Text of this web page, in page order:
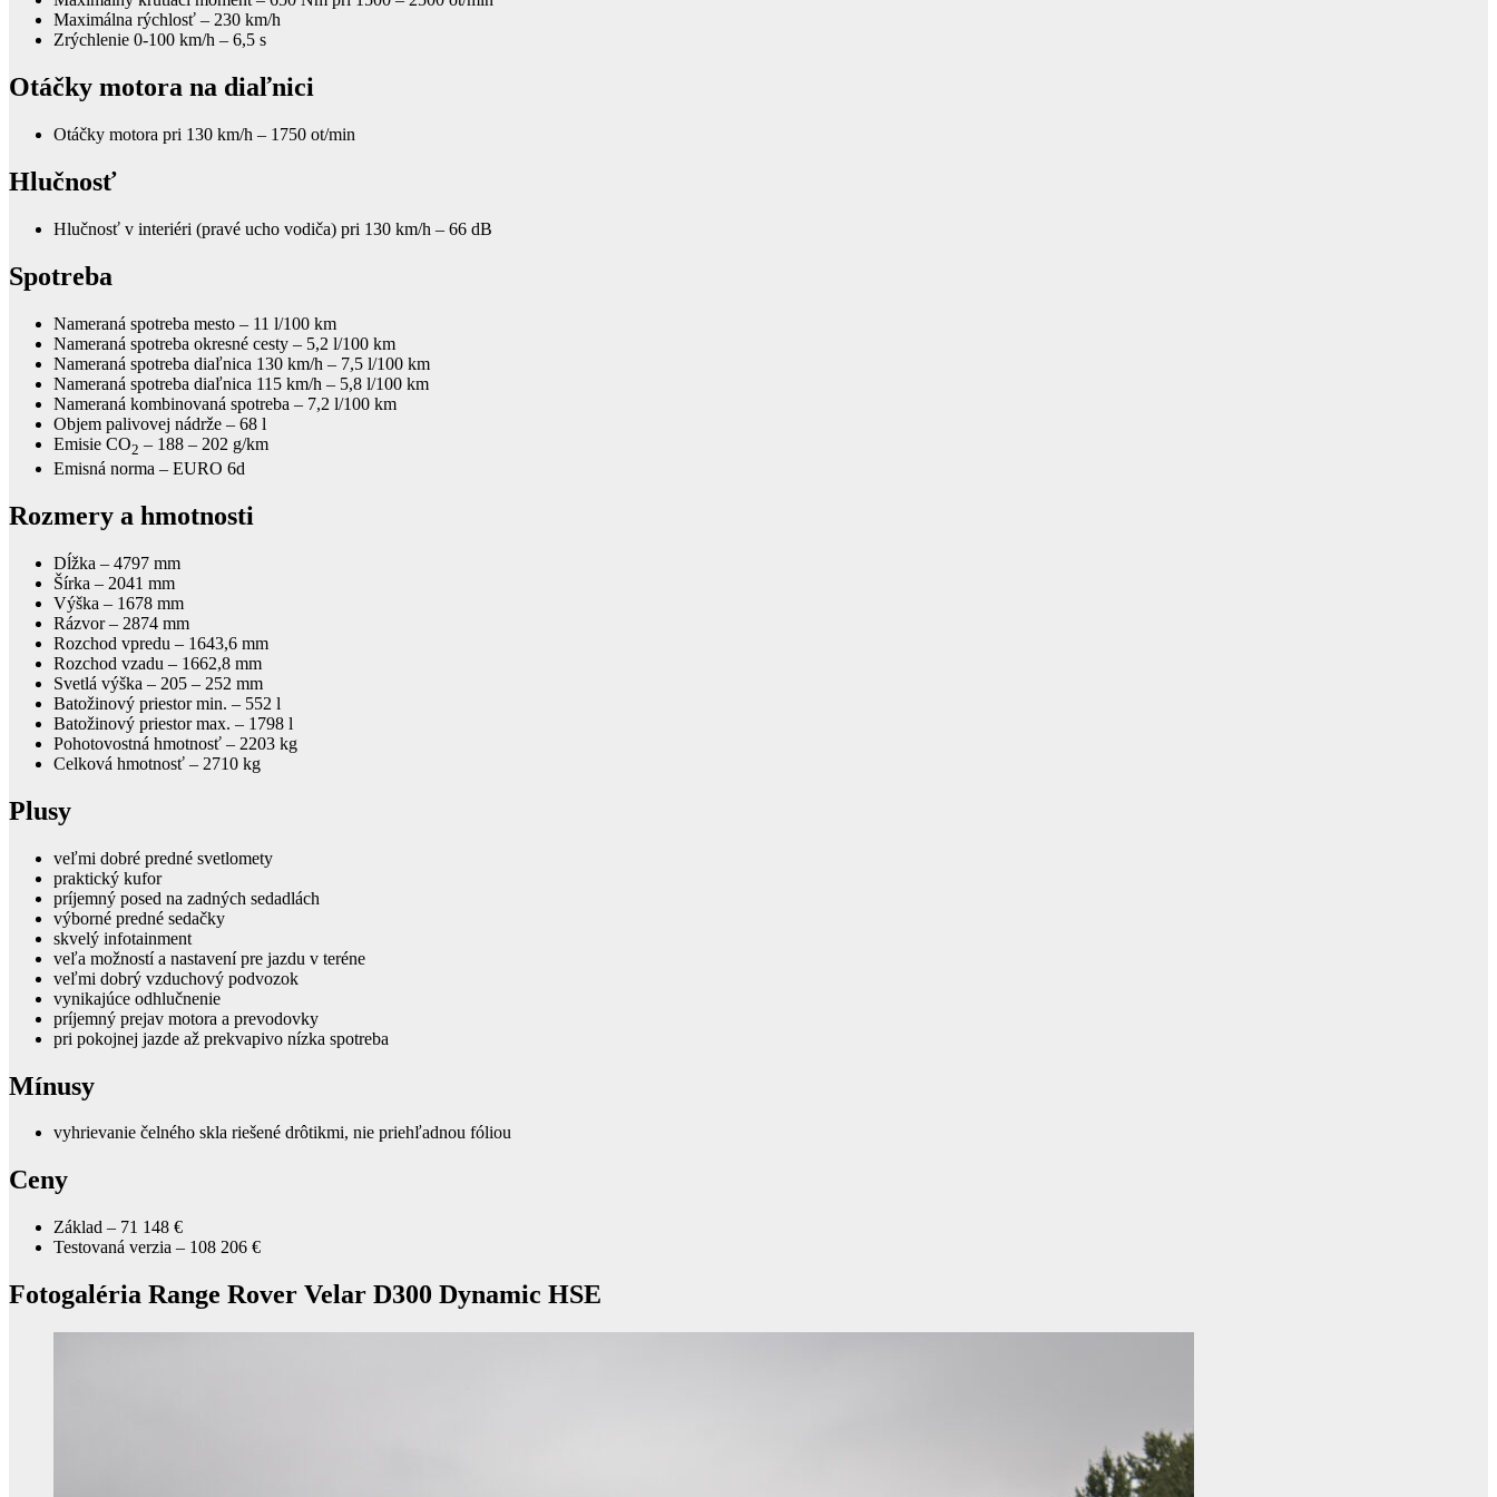
Maximálna rýchlosť – 230 km/h
Zrýchlenie 0-100 km/h – 6,5 s
Otáčky motora na diaľnici
Otáčky motora pri 130 km/h – 1750 ot/min
Hlučnosť
Hlučnosť v interiéri (pravé ucho vodiča) pri 130 km/h – 66 dB
Spotreba
Nameraná spotreba mesto – 11 l/100 km
Nameraná spotreba okresné cesty – 5,2 l/100 km
Nameraná spotreba diaľnica 130 km/h – 7,5 l/100 km
Nameraná spotreba diaľnica 115 km/h – 5,8 l/100 km
Nameraná kombinovaná spotreba – 7,2 l/100 km
Objem palivovej nádrže – 68 l
Emisie CO2 – 188 – 202 g/km
Emisná norma – EURO 6d
Rozmery a hmotnosti
Dĺžka – 4797 mm
Šírka – 2041 mm
Výška – 1678 mm
Rázvor – 2874 mm
Rozchod vpredu – 1643,6 mm
Rozchod vzadu – 1662,8 mm
Svetlá výška – 205 – 252 mm
Batožinový priestor min. – 552 l
Batožinový priestor max. – 1798 l
Pohotovostná hmotnosť – 2203 kg
Celková hmotnosť – 2710 kg
Plusy
veľmi dobré predné svetlomety
praktický kufor
príjemný posed na zadných sedadlách
výborné predné sedačky
skvelý infotainment
veľa možností a nastavení pre jazdu v teréne
veľmi dobrý vzduchový podvozok
vynikajúce odhlučnenie
príjemný prejav motora a prevodovky
pri pokojnej jazde až prekvapivo nízka spotreba
Mínusy
vyhrievanie čelného skla riešené drôtikmi, nie priehľadnou fóliou
Ceny
Základ – 71 148 €
Testovaná verzia – 108 206 €
Fotogaléria Range Rover Velar D300 Dynamic HSE